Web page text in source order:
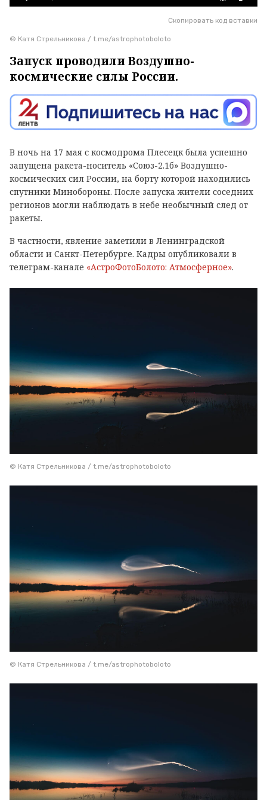
Скопировать код вставки
© Катя Стрельникова / t.me/astrophotoboloto
Запуск проводили Воздушно-
космические силы России.
В ночь на 17 мая с космодрома Плесецк была успешно
запущена ракета-носитель «Союз-2.1б» Воздушно-
космических сил России, на борту которой находились
спутники Минобороны. После запуска жители соседних
регионов могли наблюдать в небе необычный след от
ракеты.
В частности, явление заметили в Ленинградской
области и Санкт-Петербурге. Кадры опубликовали в
телеграм-канале «АстроФотоБолото: Атмосферное».
© Катя Стрельникова / t.me/astrophotoboloto
© Катя Стрельникова / t.me/astrophotoboloto